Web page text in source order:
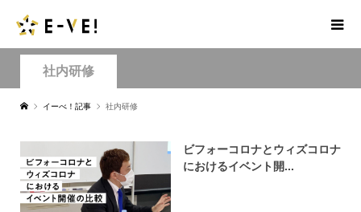
社内研修
イーべ！記事 社内研修
ビフォーコロナとウィズコロナ
におけるイベント開...